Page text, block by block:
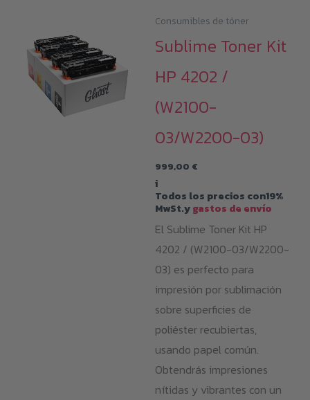
Consumibles de tóner
Sublime Toner Kit
HP 4202 /
(W2100-
03/W2200-03)
999,00 €
i
Todos los precios con19%
MwSt.ygastos de envío
El Sublime Toner Kit HP
4202 / (W2100-03/W2200-
03) es perfecto para
impresión por sublimación
sobre superficies de
poliéster recubiertas,
usando papel común.
Obtendrás impresiones
nítidas y vibrantes con un